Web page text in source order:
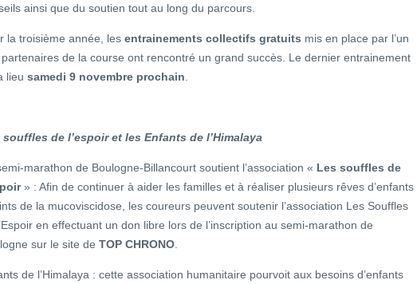
ainsi que du soutien tout au long du parcours.
la troisième année, les entrainements collectifs gratuits mis en place par l’un
de la course ont rencontré un grand succès. Le dernier entrainement
lieu samedi 9 novembre prochain
souffles de l’espoir et les Enfants de l’Himalaya
marathon de Boulogne-Billancourt soutient l’association « Les souffles de
» : Afin de continuer à aider les familles et à réaliser plusieurs rêves d’enfants
de la mucoviscidose, les coureurs peuvent soutenir l’association Les Souffles
en effectuant un don libre lors de l’inscription au semi-marathon de
sur le site de TOP CHRONO
de l’Himalaya : cette association humanitaire pourvoit aux besoins d’enfants